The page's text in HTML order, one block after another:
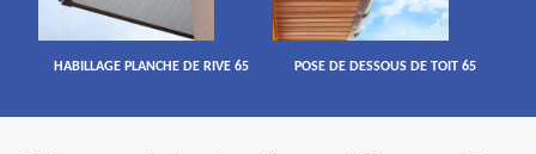
HABILLAGE PLANCHE DE RIVE 65 POSE DE DESSOUS DE TOIT 65